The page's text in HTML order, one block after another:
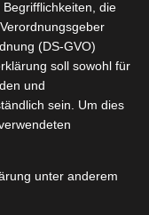
Weiterlesen
die
(DS-GVO)
soll sowohl für
und
sein. Um dies
unter anderem